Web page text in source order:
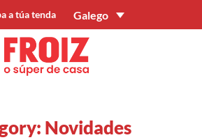
a túa tenda Galego
Novidades